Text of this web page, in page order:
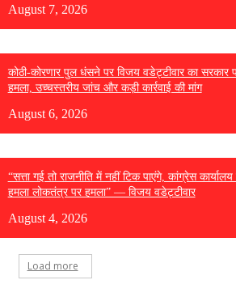
August 7, 2026
कोठी-कोरणार पुल धंसने पर विजय वडेट्टीवार का सरकार
हमला, उच्चस्तरीय जांच और कड़ी कार्रवाई की मांग
August 6, 2026
“सत्ता गई तो राजनीति में नहीं टिक पाएंगे, कांग्रेस कार्यालय
हमला लोकतंत्र पर हमला” — विजय वडेट्टीवार
August 4, 2026
Load more